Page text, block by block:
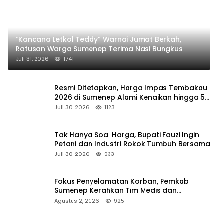
“Kancana Letkol Teddy” Warnai Jumat Berkah,
Ratusan Warga Sumenep Terima Nasi Bungkus
Juli 31, 2026 1741
Resmi Ditetapkan, Harga Impas Tembakau
2026 di Sumenep Alami Kenaikan hingga 5
Persen
Juli 30, 2026 1123
Tak Hanya Soal Harga, Bupati Fauzi Ingin
Petani dan Industri Rokok Tumbuh Bersama
Juli 30, 2026 933
Fokus Penyelamatan Korban, Pemkab
Sumenep Kerahkan Tim Medis dan
Ambulans ke Pelabuhan Kalianget
Agustus 2, 2026 925